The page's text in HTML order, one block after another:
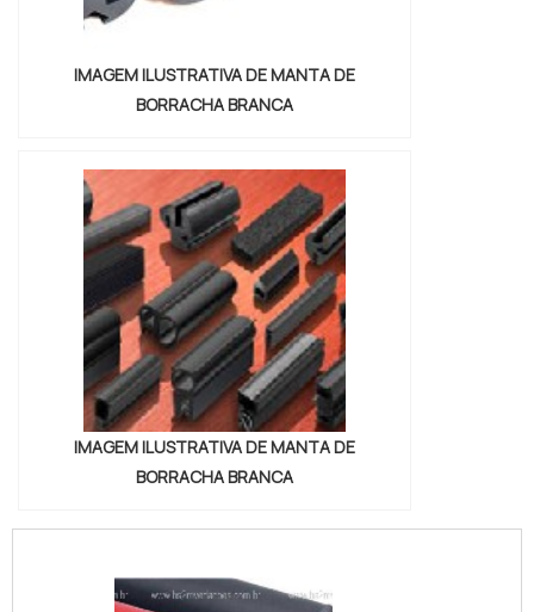
IMAGEM ILUSTRATIVA DE MANTA DE
BORRACHA BRANCA
IMAGEM ILUSTRATIVA DE MANTA DE
BORRACHA BRANCA